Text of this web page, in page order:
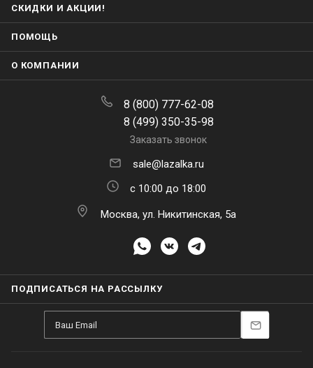
СКИДКИ И АКЦИИ!
ПОМОЩЬ
О КОМПАНИИ
8 (800) 777-62-08
8 (499) 350-35-98
Заказать звонок
sale@lazalka.ru
с 10:00 до 18:00
Москва, ул. Никитинская, 5а
ПОДПИСАТЬСЯ НА РАССЫЛКУ